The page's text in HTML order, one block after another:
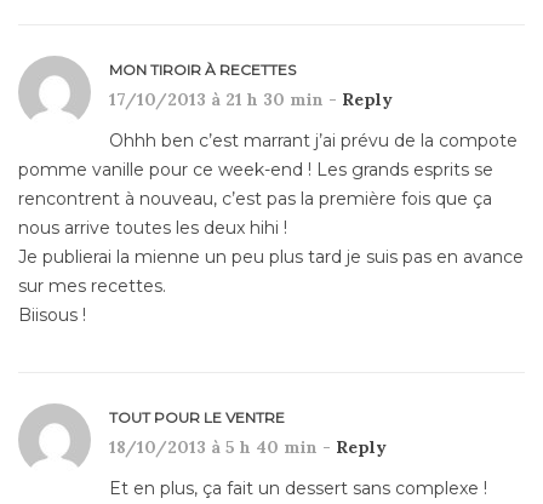
MON TIROIR À RECETTES
17/10/2013 à 21 h 30 min - Reply
Ohhh ben c’est marrant j’ai prévu de la compote
pomme vanille pour ce week-end ! Les grands esprits se
rencontrent à nouveau, c’est pas la première fois que ça
nous arrive toutes les deux hihi !
Je publierai la mienne un peu plus tard je suis pas en avance
sur mes recettes.
Biisous !
TOUT POUR LE VENTRE
18/10/2013 à 5 h 40 min - Reply
Et en plus, ça fait un dessert sans complexe !